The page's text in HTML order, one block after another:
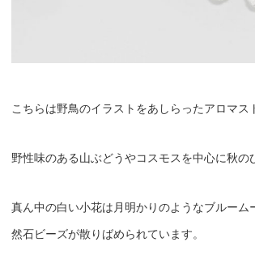
こちらは野鳥のイラストをあしらったアロマス
野性味のある山ぶどうやコスモスを中心に秋の
真ん中の白い小花は月明かりのようなブルー
然石ビーズが散りばめられています。